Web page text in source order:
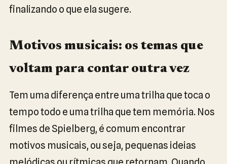
finalizando o que ela sugere.
Motivos musicais: os temas que
voltam para contar outra vez
Tem uma diferença entre uma trilha que toca o
tempo todo e uma trilha que tem memória. Nos
filmes de Spielberg, é comum encontrar
motivos musicais, ou seja, pequenas ideias